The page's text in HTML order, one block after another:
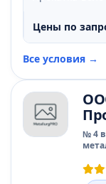
Цены по
Все условия →
№ 4